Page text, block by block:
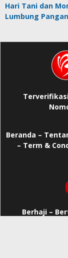
Hari Tani dan
Lumbung Pangan
Beranda –
– Term &
Berhaji–